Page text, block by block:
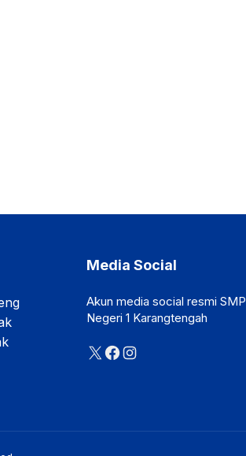
Media Social
Akun media social resmi SMP
Negeri 1 Karangtengah
X Facebook
Instagram